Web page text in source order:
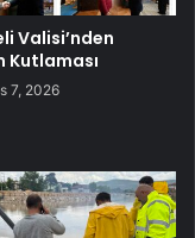
Valisi’nden
Kutlaması
7, 2026